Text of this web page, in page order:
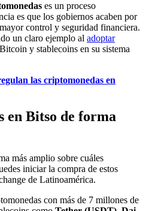
es un proceso
es que los gobiernos acaben por
control y seguridad financiera.
un claro ejemplo al adoptar
y stablecoins en su sistema
las criptomonedas en
en Bitso de forma
más amplio sobre cuáles
iniciar la compra de estos
de Latinoamérica.
con más de 7 millones de